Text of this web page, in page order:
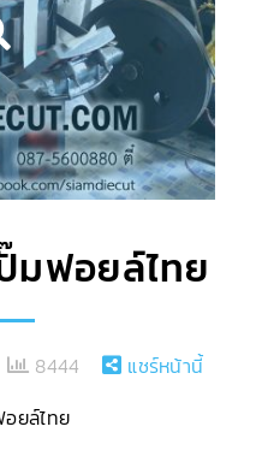
มฟอยล์ไทย
8444
แชร์หน้านี้
ยล์ไทย